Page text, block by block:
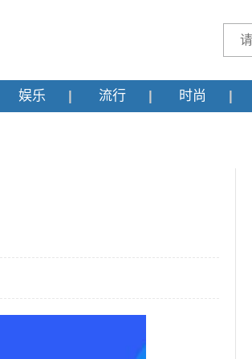
娱乐 流行 时尚